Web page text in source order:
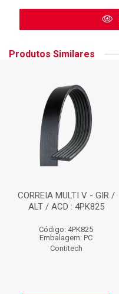
Produtos Similares
CORREIA MULTI V - GIR /
ALT / ACD : 4PK825
Código: 4PK825
Embalagem: PC
Contitech